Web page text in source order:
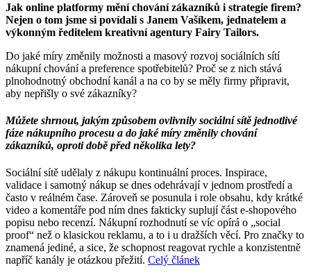
Jak online platformy mění chování zákazníků i strategie firem?
Nejen o tom jsme si povídali s Janem Vašíkem, jednatelem a
výkonným ředitelem kreativní agentury Fairy Tailors.
Do jaké míry změnily možnosti a masový rozvoj sociálních sítí
nákupní chování a preference spotřebitelů? Proč se z nich stává
plnohodnotný obchodní kanál a na co by se měly firmy připravit,
aby nepřišly o své zákazníky?
Můžete shrnout, jakým způsobem ovlivnily sociální sítě jednotlivé
fáze nákupního procesu a do jaké míry změnily chování
zákazníků, oproti době před několika lety?
Sociální sítě udělaly z nákupu kontinuální proces. Inspirace,
validace i samotný nákup se dnes odehrávají v jednom prostředí a
často v reálném čase. Zároveň se posunula i role obsahu, kdy krátké
video a komentáře pod ním dnes fakticky suplují část e-shopového
popisu nebo recenzí. Nákupní rozhodnutí se víc opírá o „social
proof“ než o klasickou reklamu, a to i u dražších věcí. Pro značky to
znamená jediné, a sice, že schopnost reagovat rychle a konzistentně
napříč kanály je otázkou přežití. Celý článek